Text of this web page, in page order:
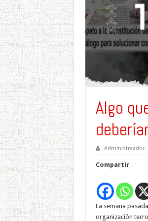
Algo
Administraador
Compartir
La semana
organización